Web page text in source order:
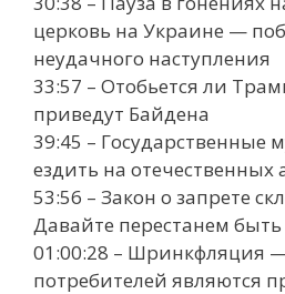
церковь на Украине —
неудачного наступления
33:57 – Отобьется ли
приведут Байдена
39:45 – Государственные
ездить на отечественных
53:56 – Закон о запрете
Давайте перестанем
01:00:28 – Шринкфляция
потребителей являются